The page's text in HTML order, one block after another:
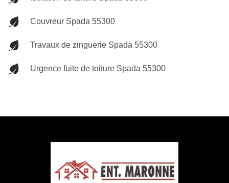
Couvreur Spada 55300
Travaux de zinguerie Spada 55300
Urgence fuite de toiture Spada 55300